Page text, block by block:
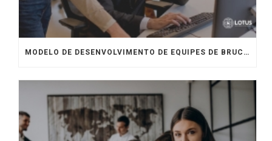
MODELO DE DESENVOLVIMENTO DE EQUIPES DE BRUCE TUCKMAN